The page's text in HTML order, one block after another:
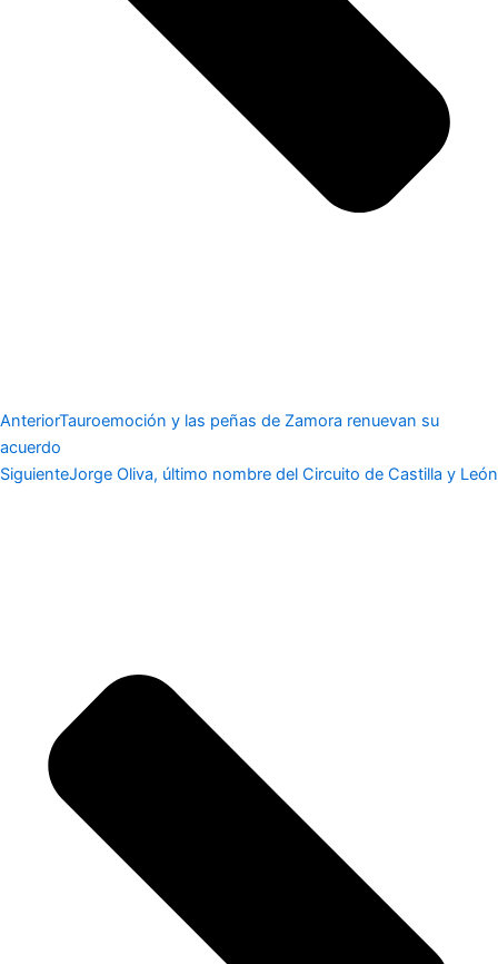
AnteriorTauroemoción y las peñas de Zamora renuevan su
acuerdo
SiguienteJorge Oliva, último nombre del Circuito de Castilla y León